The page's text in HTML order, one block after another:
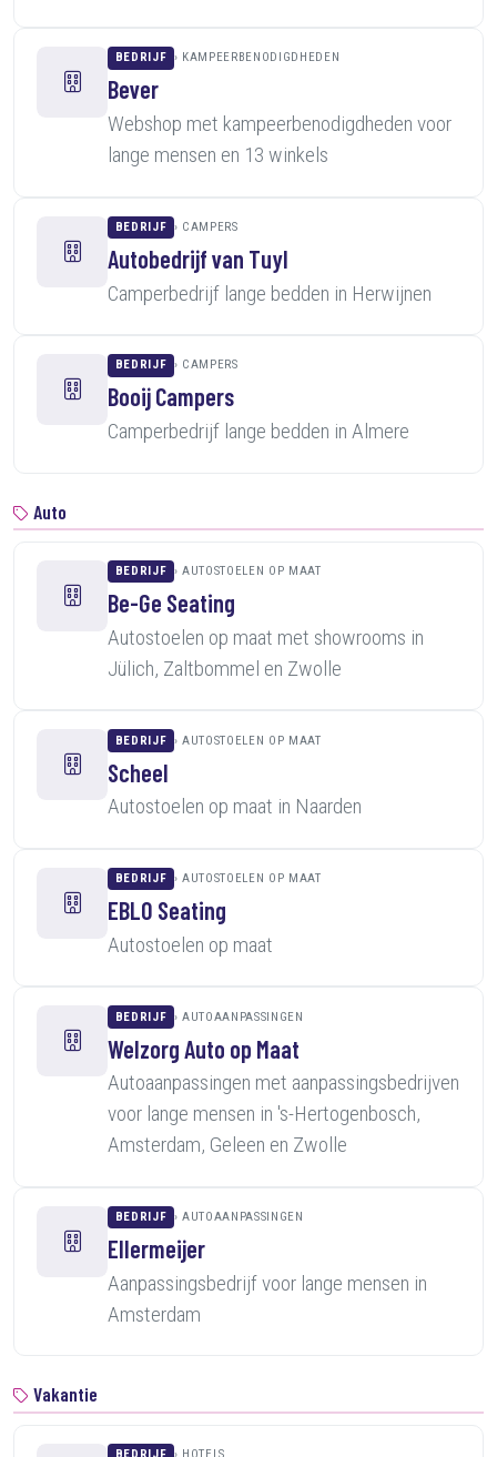
BEDRIJF KAMPEERBENODIGDHEDEN
Bever
Webshop met kampeerbenodigdheden voor
lange mensen en 13 winkels
BEDRIJF CAMPERS
Autobedrijf van Tuyl
Camperbedrijf lange bedden in Herwijnen
BEDRIJF CAMPERS
Booij Campers
Camperbedrijf lange bedden in Almere
Auto
BEDRIJF AUTOSTOELEN OP MAAT
Be-Ge Seating
Autostoelen op maat met showrooms in
Jülich, Zaltbommel en Zwolle
BEDRIJF AUTOSTOELEN OP MAAT
Scheel
Autostoelen op maat in Naarden
BEDRIJF AUTOSTOELEN OP MAAT
EBLO Seating
Autostoelen op maat
BEDRIJF AUTOAANPASSINGEN
Welzorg Auto op Maat
Autoaanpassingen met aanpassingsbedrijven
voor lange mensen in 's-Hertogenbosch,
Amsterdam, Geleen en Zwolle
BEDRIJF AUTOAANPASSINGEN
Ellermeijer
Aanpassingsbedrijf voor lange mensen in
Amsterdam
Vakantie
BEDRIJF HOTELS